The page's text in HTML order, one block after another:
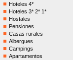
Hoteles 4*
Hoteles 3* 2* 1*
Hostales
Pensiones
Casas rurales
Albergues
Campings
Apartamentos